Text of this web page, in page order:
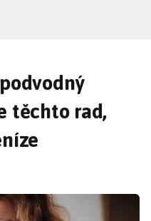
těchto rad,